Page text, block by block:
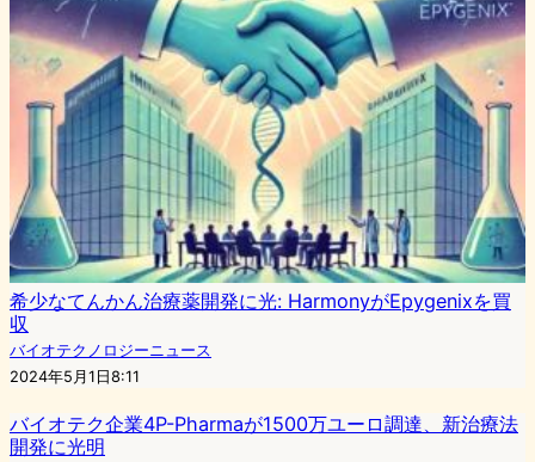
希少なてんかん治療薬開発に光: HarmonyがEpygenixを買
収
バイオテクノロジーニュース
2024年5月1日8:11
バイオテク企業4P-Pharmaが1500万ユーロ調達、新治療法
開発に光明